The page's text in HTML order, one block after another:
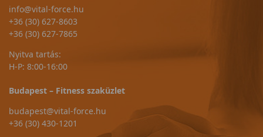
info@vital-force.hu
+36 (30) 627-8603
+36 (30) 627-7865
Nyitva tartás:
H-P: 8:00-16:00
Budapest – Fitness szaküzlet
budapest@vital-force.hu
+36 (30) 430-1201